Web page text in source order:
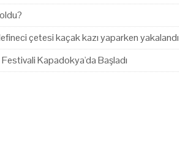
çetesi kaçak kazı yaparken yakalandı
Kapadokya'da Başladı